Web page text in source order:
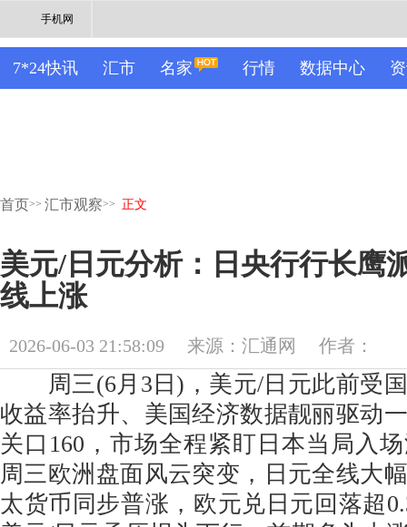
手机网
7*24快讯 汇市 名家 行情 数据中心
首页>> 汇市观察>> 正文
美元/日元分析：日央行行长鹰
线上涨
2026-06-03 21:58:09 来源：汇通网 作者：
周三(6月3日)，美元/日元此前受国
收益率抬升、美国经济数据靓丽驱动
关口160，市场全程紧盯日本当局入
周三欧洲盘面风云突变，日元全线大
太货币同步普涨，欧元兑日元回落超